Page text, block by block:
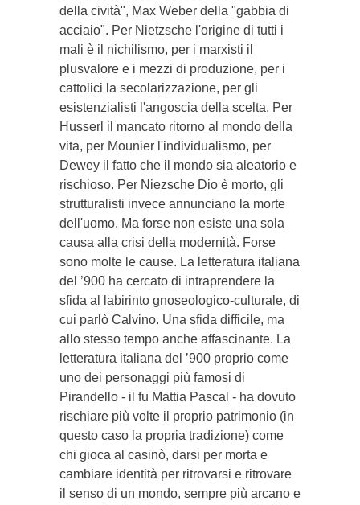
della cività", Max Weber della "gabbia di
acciaio". Per Nietzsche l'origine di tutti i
mali è il nichilismo, per i marxisti il
plusvalore e i mezzi di produzione, per i
cattolici la secolarizzazione, per gli
esistenzialisti l'angoscia della scelta. Per
Husserl il mancato ritorno al mondo della
vita, per Mounier l'individualismo, per
Dewey il fatto che il mondo sia aleatorio e
rischioso. Per Niezsche Dio è morto, gli
strutturalisti invece annunciano la morte
dell'uomo. Ma forse non esiste una sola
causa alla crisi della modernità. Forse
sono molte le cause. La letteratura italiana
del ’900 ha cercato di intraprendere la
sfida al labirinto gnoseologico-culturale, di
cui parlò Calvino. Una sfida difficile, ma
allo stesso tempo anche affascinante. La
letteratura italiana del ’900 proprio come
uno dei personaggi più famosi di
Pirandello - il fu Mattia Pascal - ha dovuto
rischiare più volte il proprio patrimonio (in
questo caso la propria tradizione) come
chi gioca al casinò, darsi per morta e
cambiare identità per ritrovarsi e ritrovare
il senso di un mondo, sempre più arcano e